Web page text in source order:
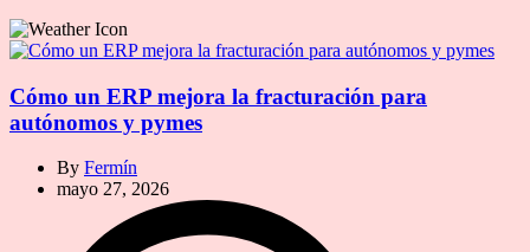
Cómo un ERP mejora la fracturación para
autónomos y pymes
By Fermín
mayo 27, 2026